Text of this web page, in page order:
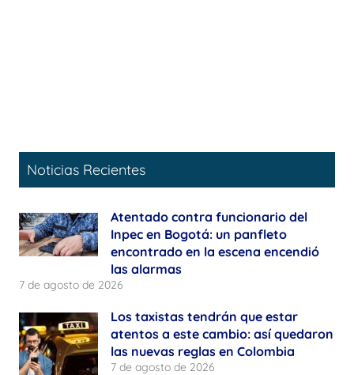
Noticias Recientes
Atentado contra funcionario del
Inpec en Bogotá: un panfleto
encontrado en la escena encendió
las alarmas
7 de agosto de 2026
Los taxistas tendrán que estar
atentos a este cambio: así quedaron
las nuevas reglas en Colombia
7 de agosto de 2026